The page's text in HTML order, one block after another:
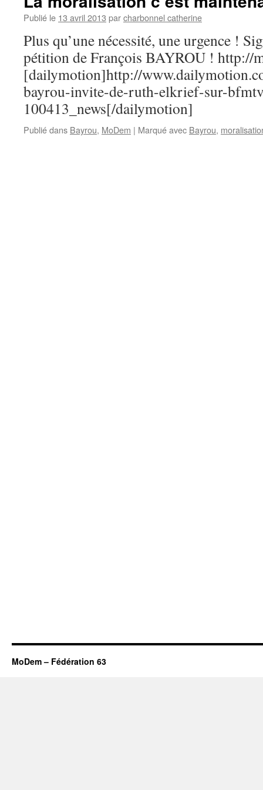
Publié le 13 avril 2013 parcharbonnel catherine
Plus qu’une nécessité, une urgence !
pétition de François BAYROU !
[dailymotion]http://
bayrou-invite-de-ruth-elkrief-sur-
100413_news[/dailymotion]
Publié dans Bayrou, MoDem | Marqué avec Bayrou,
MoDem – Fédération 63